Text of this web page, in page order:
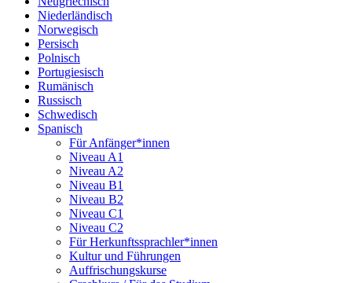
Niederländisch
Norwegisch
Persisch
Polnisch
Portugiesisch
Rumänisch
Russisch
Schwedisch
Spanisch
Für Anfänger*innen
Niveau A1
Niveau A2
Niveau B1
Niveau B2
Niveau C1
Niveau C2
Für Herkunftssprachler*innen
Kultur und Führungen
Auffrischungskurse